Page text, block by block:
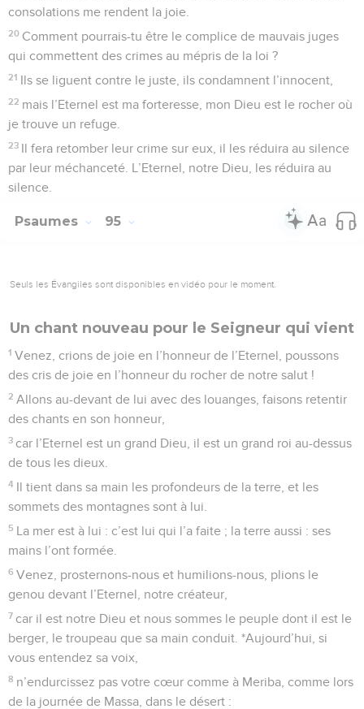
consolations me rendent la joie.
20 Comment pourrais-tu être le complice de mauvais juges
qui commettent des crimes au mépris de la loi ?
21 Ils se liguent contre le juste, ils condamnent l’innocent,
22 mais l’Eternel est ma forteresse, mon Dieu est le rocher où
je trouve un refuge.
23 Il fera retomber leur crime sur eux, il les réduira au silence
par leur méchanceté. L’Eternel, notre Dieu, les réduira au
silence.
Psaumes 95
Seuls les Évangiles sont disponibles en vidéo pour le moment.
Un chant nouveau pour le Seigneur qui vient
1 Venez, crions de joie en l’honneur de l’Eternel, poussons
des cris de joie en l’honneur du rocher de notre salut !
2 Allons au-devant de lui avec des louanges, faisons retentir
des chants en son honneur,
3 car l’Eternel est un grand Dieu, il est un grand roi au-dessus
de tous les dieux.
4 Il tient dans sa main les profondeurs de la terre, et les
sommets des montagnes sont à lui.
5 La mer est à lui : c’est lui qui l’a faite ; la terre aussi : ses
mains l’ont formée.
6 Venez, prosternons-nous et humilions-nous, plions le
genou devant l’Eternel, notre créateur,
7 car il est notre Dieu et nous sommes le peuple dont il est le
berger, le troupeau que sa main conduit. *Aujourd’hui, si
vous entendez sa voix,
8 n’endurcissez pas votre cœur comme à Meriba, comme lors
de la journée de Massa, dans le désert :